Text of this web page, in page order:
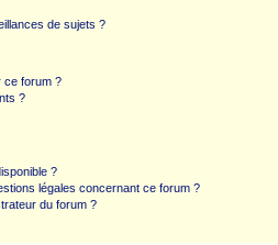
de sujets ?
ce forum ?
?
?
légales concernant ce forum ?
du forum ?